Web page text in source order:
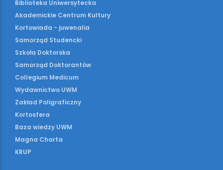
Biblioteka Uniwersytecka
Akademickie Centrum Kultury
Kortowiada - juwenalia
Samorząd Studencki
Szkoła Doktorska
Samorząd Doktorantów
Collegium Medicum
Wydawnictwo UWM
Zakład Poligraficzny
Kortosfera
Baza wiedzy UWM
Magna Charta
KRUP